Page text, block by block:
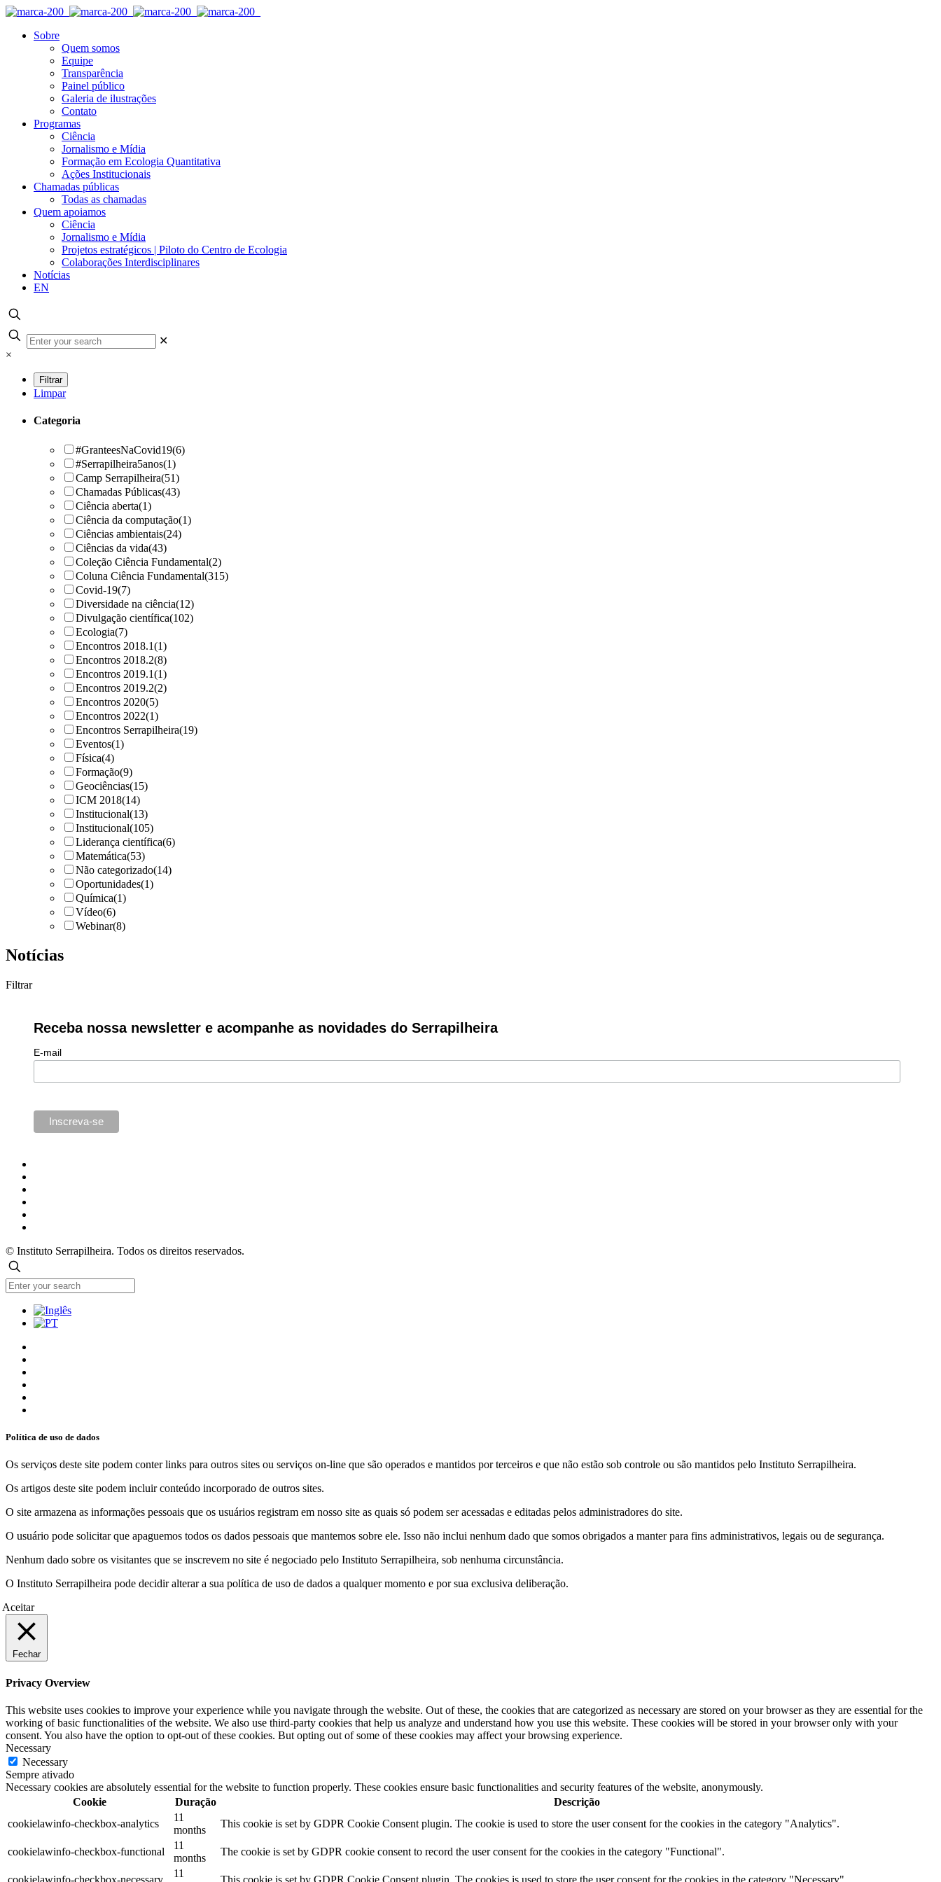
Sobre
Quem somos
Equipe
Transparência
Painel público
Galeria de ilustrações
Contato
Programas
Ciência
Jornalismo e Mídia
Formação em Ecologia Quantitativa
Ações Institucionais
Chamadas públicas
Todas as chamadas
Quem apoiamos
Ciência
Jornalismo e Mídia
Projetos estratégicos | Piloto do Centro de Ecologia
Colaborações Interdisciplinares
Notícias
EN
✕
×
Limpar
Categoria
#GranteesNaCovid19(6)
#Serrapilheira5anos(1)
Camp Serrapilheira(51)
Chamadas Públicas(43)
Ciência aberta(1)
Ciência da computação(1)
Ciências ambientais(24)
Ciências da vida(43)
Coleção Ciência Fundamental(2)
Coluna Ciência Fundamental(315)
Covid-19(7)
Diversidade na ciência(12)
Divulgação científica(102)
Ecologia(7)
Encontros 2018.1(1)
Encontros 2018.2(8)
Encontros 2019.1(1)
Encontros 2019.2(2)
Encontros 2020(5)
Encontros 2022(1)
Encontros Serrapilheira(19)
Eventos(1)
Física(4)
Formação(9)
Geociências(15)
ICM 2018(14)
Institucional(13)
Institucional(105)
Liderança científica(6)
Matemática(53)
Não categorizado(14)
Oportunidades(1)
Química(1)
Vídeo(6)
Webinar(8)
Notícias
Filtrar
Receba nossa newsletter e acompanhe as novidades do Serrapilheira
E-mail
© Instituto Serrapilheira. Todos os direitos reservados.
Política de uso de dados
Os serviços deste site podem conter links para outros sites ou serviços on-line que são operados e mantidos por terceiros e que não estão sob controle ou são mantidos pelo Instituto Serrapilheira.
Os artigos deste site podem incluir conteúdo incorporado de outros sites.
O site armazena as informações pessoais que os usuários registram em nosso site as quais só podem ser acessadas e editadas pelos administradores do site.
O usuário pode solicitar que apaguemos todos os dados pessoais que mantemos sobre ele. Isso não inclui nenhum dado que somos obrigados a manter para fins administrativos, legais ou de segurança.
Nenhum dado sobre os visitantes que se inscrevem no site é negociado pelo Instituto Serrapilheira, sob nenhuma circunstância.
O Instituto Serrapilheira pode decidir alterar a sua política de uso de dados a qualquer momento e por sua exclusiva deliberação.
Aceitar
Fechar
Privacy Overview
This website uses cookies to improve your experience while you navigate through the website. Out of these, the cookies that are categorized as necessary are stored on your browser as they are essential for the
working of basic functionalities of the website. We also use third-party cookies that help us analyze and understand how you use this website. These cookies will be stored in your browser only with your
consent. You also have the option to opt-out of these cookies. But opting out of some of these cookies may affect your browsing experience.
Necessary
Necessary
Sempre ativado
Necessary cookies are absolutely essential for the website to function properly. These cookies ensure basic functionalities and security features of the website, anonymously.
Cookie
Duração
Descrição
cookielawinfo-checkbox-analytics
11
months
This cookie is set by GDPR Cookie Consent plugin. The cookie is used to store the user consent for the cookies in the category "Analytics".
cookielawinfo-checkbox-functional
11
months
The cookie is set by GDPR cookie consent to record the user consent for the cookies in the category "Functional".
cookielawinfo-checkbox-necessary
11
This cookie is set by GDPR Cookie Consent plugin. The cookies is used to store the user consent for the cookies in the category "Necessary".